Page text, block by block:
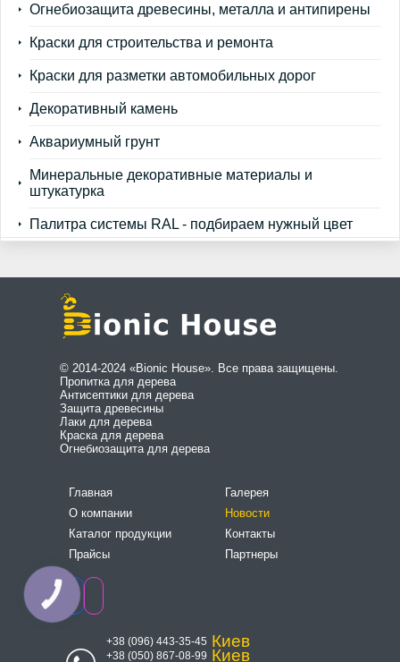
Огнебиозащита древесины, металла и антипирены
Краски для строительства и ремонта
Краски для разметки автомобильных дорог
Декоративный камень
Аквариумный грунт
Минеральные декоративные материалы и
штукатурка
Палитра системы RAL - подбираем нужный цвет
© 2014-2024 «Bionic House». Все права защищены.
Пропитка для дерева
Антисептики для дерева
Защита древесины
Лаки для дерева
Краска для дерева
Огнебиозащита для дерева
Главная
О компании
Каталог продукции
Прайсы
Галерея
Новости
Контакты
Партнеры
+38 (096) 443-35-45 Киев
+38 (050) 867-08-99 Киев
КНОПКА
СВЯЗИ